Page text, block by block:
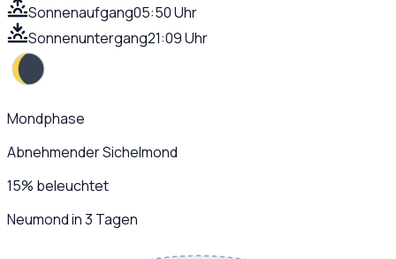
Sonnenaufgang05:50 Uhr
Sonnenuntergang21:09 Uhr
Mondphase
Abnehmender Sichelmond
15% beleuchtet
Neumond in 3 Tagen